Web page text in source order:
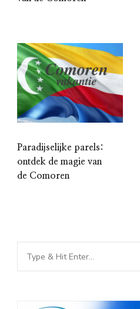
Paradijselijke parels:
ontdek de magie van
de Comoren
Looking
for